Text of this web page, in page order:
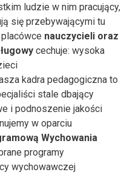
ludzie w nim pracujący,
się przebywającymi tu
nauczycieli oraz
cechuje: wysoka
kadra pedagogiczna to
stale dbający
i podnoszenie jakości
w oparciu
Wychowania
programy
wychowawczej